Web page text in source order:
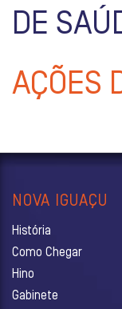
DE
AÇÕES
NOVA IGUAÇU
História
Como Chegar
Hino
Gabinete